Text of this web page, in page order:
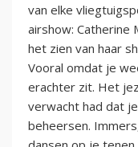
van elke
airshow: Catherine
het zien van haar
Vooral omdat je
erachter zit. Het
verwacht had dat
beheersen.